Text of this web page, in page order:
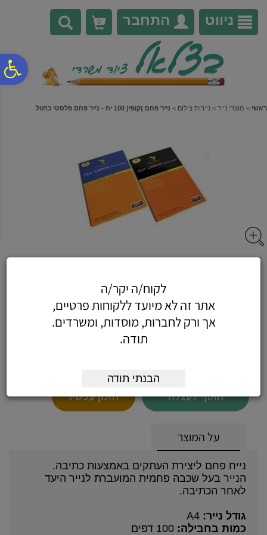
נגישות
אתר
המרכזי
ניווט התחבר 0
ראשי > מוצרי נייר > ניירות צילום > נייר פחם )קופי( 100 יח - נייר פחם פלסטי כחוול
כחוול
הוסף לעגלה הזמן עכשיו
על המוצר
נייח פחם ליצירת העתקים באמצעות כתיבה.
הנייר בעל שכבה פחמית המועברת לנייר היעד
לאחר הכתיבה.
גודל נייר: A4
כמות בחבילה:
לקוח/ה יקר/ה
אתר זה לא מיועד ללקוחות פרטיים,
אך ורק לחברות, מוסדות, ומשרדים.
תודה.
הבנתי תודה